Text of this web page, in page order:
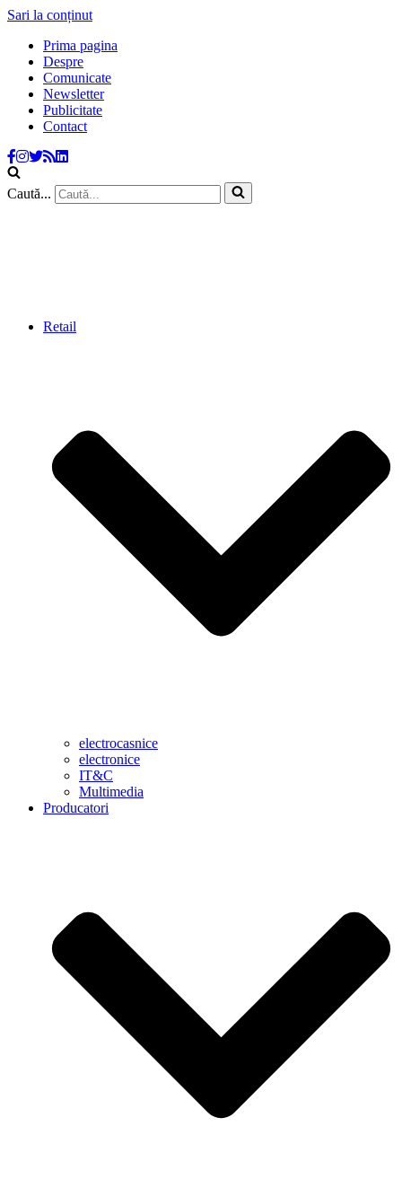
Sari la conținut
Prima pagina
Despre
Comunicate
Newsletter
Publicitate
Contact
Caută...
Retail
electrocasnice
electronice
IT&C
Multimedia
Producatori